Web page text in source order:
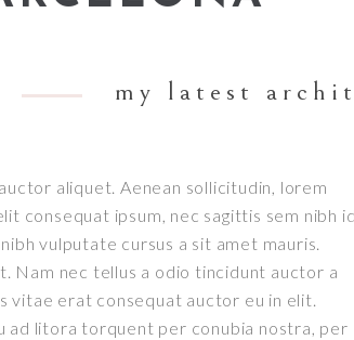
my latest
aliquet. Aenean sollicitudin, lorem
consequat ipsum, nec sagittis sem nibh id
vulputate cursus a sit amet mauris.
Nam nec tellus a odio tincidunt auctor a
vitae erat consequat auctor eu in elit.
ad litora torquent per conubia nostra, per